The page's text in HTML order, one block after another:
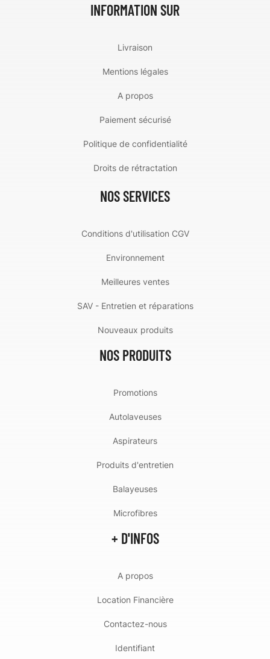
INFORMATION SUR
Livraison
Mentions légales
A propos
Paiement sécurisé
Politique de confidentialité
Droits de rétractation
NOS SERVICES
Conditions d'utilisation CGV
Environnement
Meilleures ventes
SAV - Entretien et réparations
Nouveaux produits
NOS PRODUITS
Promotions
Autolaveuses
Aspirateurs
Produits d'entretien
Balayeuses
Microfibres
+ D'INFOS
A propos
Location Financière
Contactez-nous
Identifiant